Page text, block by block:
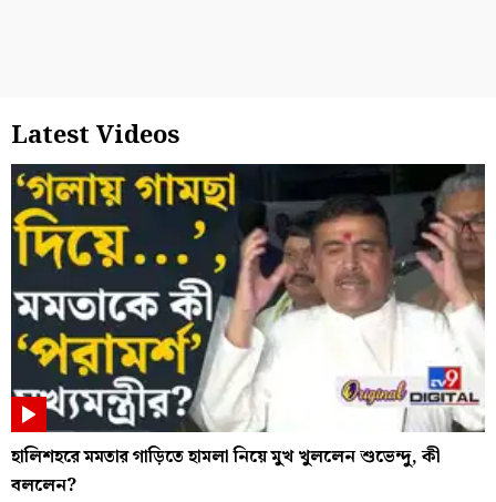
Latest Videos
হালিশহরে মমতার গাড়িতে হামলা নিয়ে মুখ খুললেন শুভেন্দু, কী
বললেন?